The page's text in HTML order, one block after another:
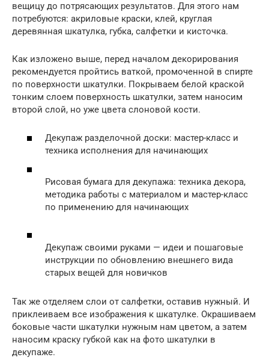
вещицу до потрясающих результатов. Для этого нам
потребуются: акриловые краски, клей, круглая
деревянная шкатулка, губка, салфетки и кисточка.
Как изложено выше, перед началом декорирования
рекомендуется пройтись ваткой, промоченной в спирте
по поверхности шкатулки. Покрываем белой краской
тонким слоем поверхность шкатулки, затем наносим
второй слой, но уже цвета слоновой кости.
Декупаж разделочной доски: мастер-класс и
техника исполнения для начинающих
Рисовая бумага для декупажа: техника декора,
методика работы с материалом и мастер-класс
по применению для начинающих
Декупаж своими руками — идеи и пошаговые
инструкции по обновлению внешнего вида
старых вещей для новичков
Так же отделяем слои от салфетки, оставив нужный. И
приклеиваем все изображения к шкатулке. Окрашиваем
боковые части шкатулки нужным нам цветом, а затем
наносим краску губкой как на фото шкатулки в
декупаже.